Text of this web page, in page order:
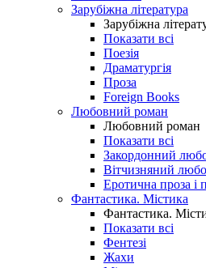
Зарубіжна література
Зарубіжна
Показати всі
Поезія
Драматургія
Проза
Foreign Books
Любовний роман
Любовний роман
Показати всі
Закордонний
Вітчизняний
Еротична проза і
Фантастика. Містика
Фантастика.
Показати всі
Фентезі
Жахи